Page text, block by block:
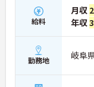
給料
月収
年収
勤務地 岐阜